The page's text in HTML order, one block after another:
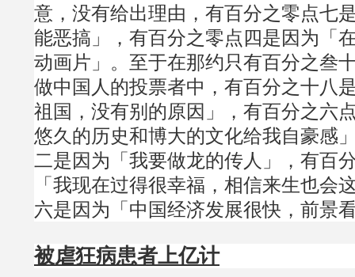
意，没有给出理由，有百分之零点七
能恶搞」，有百分之零点四是因为「
动画片」。至于在那约只有百分之叁
做中国人的投票者中，有百分之十八
祖国，没有别的原因」，有百分之六
悠久的历史和博大的文化给我自豪感
二是因为「我要做龙的传人」，有百
「我现在过得很幸福，相信来生也会
六是因为「中国经济发展很快，前景
被虐狂病患者上亿计